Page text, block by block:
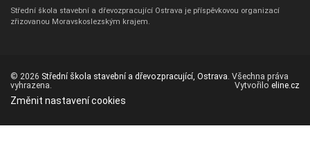
Střední škola stavební a dřevozpracující Ostrava je příspěvkovou organizací
zřizovanou Moravskoslezským krajem.
© 2026 Střední škola stavební a dřevozpracující, Ostrava . Všechna práva
vyhrazena.
Vytvořilo eline.cz
Změnit nastavení cookies